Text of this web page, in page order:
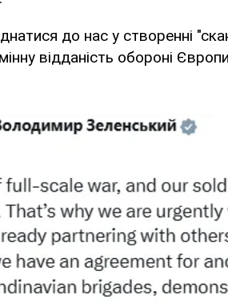
до нас у створенні
відданість обороні